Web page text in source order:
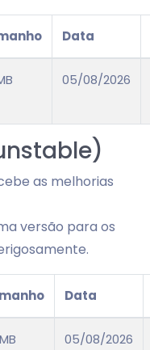
Data
05/08/2026
as melhorias
versão para os
Data
05/08/2026